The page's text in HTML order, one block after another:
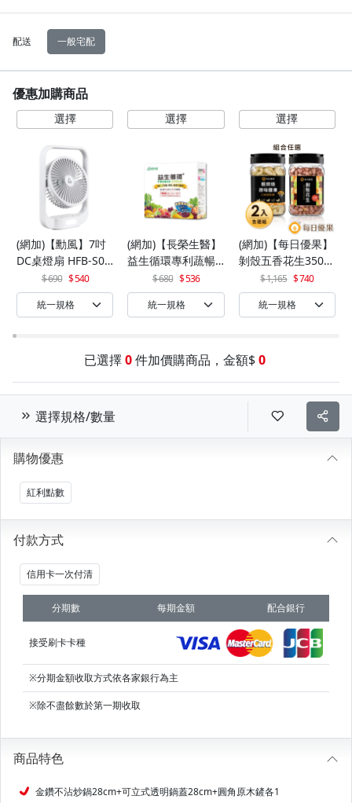
配送 一般宅配
優惠加購商品
(網加)【勳風】7吋
DC桌燈扇 HFB-S06
690 540
(網加)【長榮生醫】
益生循環專利蔬暢
配方輕體順暢(30包/
盒)x1
680 536
(網加)【每日優果】
剝殼五香花生350G
+罐裝原味烘焙腰果
320G
1,165 740
已選擇 0 件加價購商品，金額$ 0
選擇規格/數量
購物優惠
紅利點數
付款方式
信用卡一次付清
分期數 每期金額 配合銀行
接受刷卡卡種
※分期金額收取方式依各家銀行為主
※除不盡餘數於第一期收取
商品特色
金鑽不沾炒鍋28cm+可立式透明鍋蓋28cm+圓角原木鏟各1